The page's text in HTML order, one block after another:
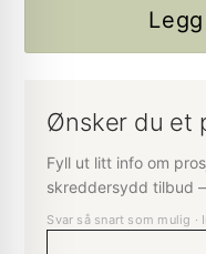
Ønsker du et
Fyll ut litt info om
skreddersydd tilbud
Svar så snart som mulig